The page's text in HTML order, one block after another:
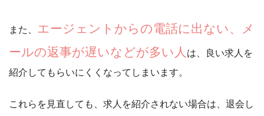
また、 エージェントからの電話に出ない、メ
ールの返事が遅いなどが多い人 は、良い求人を
紹介してもらいにくくなってしまいます。
これらを見直しても、求人を紹介されない場合は、退会し